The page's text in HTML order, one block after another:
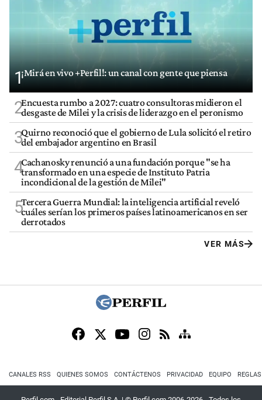
1¡Mirá en vivo +Perfil!: un canal con gente que piensa
2Encuesta rumbo a 2027: cuatro consultoras midieron el
desgaste de Milei y la crisis de liderazgo en el peronismo
3Quirno reconoció que el gobierno de Lula solicitó el retiro
del embajador argentino en Brasil
4Cachanosky renunció a una fundación porque "se ha
transformado en una especie de Instituto Patria
incondicional de la gestión de Milei"
5Tercera Guerra Mundial: la inteligencia artificial reveló
cuáles serían los primeros países latinoamericanos en ser
derrotados
VER MÁS
CANALES RSS QUIENES SOMOS CONTÁCTENOS PRIVACIDAD EQUIPO